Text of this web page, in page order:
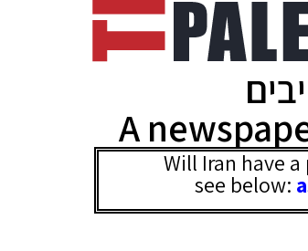
A
Will Iran have
see below: